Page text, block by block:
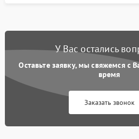
У Вас остались
Оставьте заявку, мы свяжемся с
время
Заказать звонок